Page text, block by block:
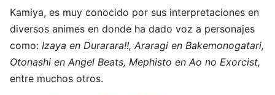
Kamiya, es muy conocido por sus interpretaciones en
diversos animes en donde ha dado voz a personajes
como: Izaya en Durarara!!, Araragi en Bakemonogatari,
Otonashi en Angel Beats, Mephisto en Ao no Exorcist,
entre muchos otros.